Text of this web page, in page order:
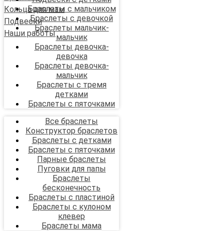
Кольца для мам
Подвески
Наши работы
Браслеты с мальчиком
Браслеты с девочкой
Браслеты мальчик-
мальчик
Браслеты девочка-
девочка
Браслеты девочка-
мальчик
Браслеты с тремя
детками
Браслеты с пяточками
Все браслеты
Конструктор браслетов
Браслеты с детками
Браслеты с пяточками
Парные браслеты
Пуговки для папы
Браслеты
бесконечность
Браслеты с пластиной
Браслеты с кулоном
клевер
Браслеты мама